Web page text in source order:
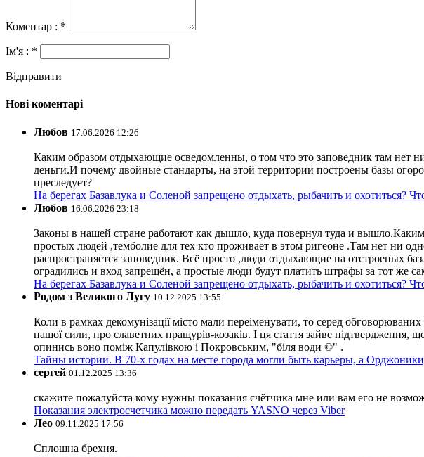
Коментар : *
Ім'я : *
Відправити
Нові коментарі
Любов 17.06.2026 12:26
Каким образом отдыхающие осведомленны, о том что это заповедник там нет
деньги.И почему двойные стандарты, на этой территории построены базы
преследует?
На берегах Базавлука и Соленой запрещено отдыхать, рыбачить и охотиться?
Любов 16.06.2026 23:18
Законы в нашей стране работают как дышло, куда повернул туда и
простых людей ,темболие для тех кто проживает в этом ригеоне .Там нет ни
распространяется заповедник. Всё просто ,люди отдыхающие на отстроеных
оградились и вход запрещён, а простые люди будут платить штрафы за тот же
На берегах Базавлука и Соленой запрещено отдыхать, рыбачить и охотиться?
Родом з Великого Лугу 10.12.2025 13:55
Коли в рамках декомунізації місто мали переіменувати, то серед
нашої сили, про славетних пращурів-козаків. І ця стаття зайве підтвердження,
опинись воно поміж Капулівкою і Покровським, "біля води ©" .
Тайны истории. В 70-х годах на месте города могли быть карьеры, а
сергей 01.12.2025 13:36
скажите пожалуйста кому нужны показания счётчика мне или вам его не
Показания электросчетчика можно передать YASNO через Viber
Лео 09.11.2025 17:56
Сплошна брехня.